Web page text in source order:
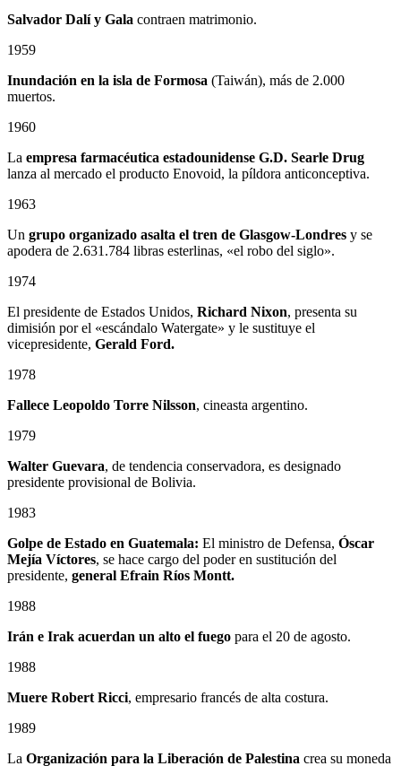
Salvador Dalí y Gala contraen matrimonio.
1959
Inundación en la isla de Formosa (Taiwán), más de 2.000
muertos.
1960
La empresa farmacéutica estadounidense G.D. Searle Drug
lanza al mercado el producto Enovoid, la píldora anticonceptiva.
1963
Un grupo organizado asalta el tren de Glasgow-Londres y se
apodera de 2.631.784 libras esterlinas, «el robo del siglo».
1974
El presidente de Estados Unidos, Richard Nixon, presenta su
dimisión por el «escándalo Watergate» y le sustituye el
vicepresidente, Gerald Ford.
1978
Fallece Leopoldo Torre Nilsson, cineasta argentino.
1979
Walter Guevara, de tendencia conservadora, es designado
presidente provisional de Bolivia.
1983
Golpe de Estado en Guatemala: El ministro de Defensa, Óscar
Mejía Víctores, se hace cargo del poder en sustitución del
presidente, general Efrain Ríos Montt.
1988
Irán e Irak acuerdan un alto el fuego para el 20 de agosto.
1988
Muere Robert Ricci, empresario francés de alta costura.
1989
La Organización para la Liberación de Palestina crea su moneda